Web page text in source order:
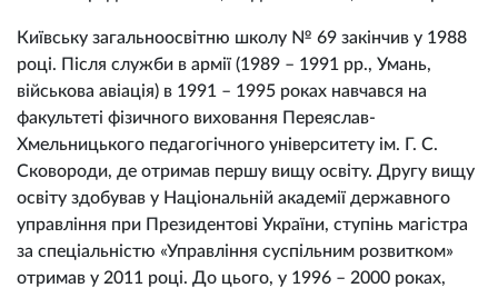
Київську загальноосвітню школу № 69 закінчив у 1988
році. Після служби в армії (1989 – 1991 рр., Умань,
військова авіація) в 1991 – 1995 роках навчався на
факультеті фізичного виховання Переяслав-
Хмельницького педагогічного університету ім. Г. С.
Сковороди, де отримав першу вищу освіту. Другу вищу
освіту здобував у Національній академії державного
управління при Президентові України, ступінь магістра
за спеціальністю «Управління суспільним розвитком»
отримав у 2011 році. До цього, у 1996 – 2000 роках,